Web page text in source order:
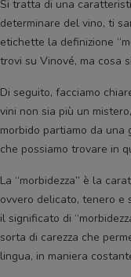
Si tratta di una
determinare del vino, ti
etichette la definizione
trovi su Vinové, ma cosa
Di seguito, facciamo
vini non sia più un
morbido partiamo da una
che possiamo trovare in
La “morbidezza” è la
ovvero delicato, tenero e
il significato di
sorta di carezza che
lingua, in maniera